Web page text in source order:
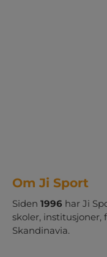
Om Ji Sport
Siden 1996 har Ji
skoler, institusjoner,
Skandinavia.